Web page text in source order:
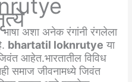
भाषा अशा अनेक रंगांनी रंगलेला
bhartatil loknrutye या
आहेत.भारतातील विविध
समाज जीवनामध्ये जिवंत